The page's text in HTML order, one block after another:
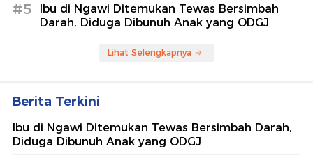
#5
Ibu di Ngawi Ditemukan Tewas Bersimbah
Darah, Diduga Dibunuh Anak yang ODGJ
Lihat Selengkapnya
Berita Terkini
Ibu di Ngawi Ditemukan Tewas Bersimbah Darah,
Diduga Dibunuh Anak yang ODGJ